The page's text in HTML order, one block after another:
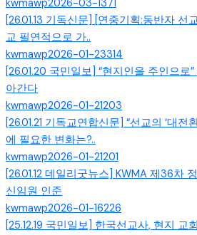
kwmawp2026-03-1371
[26.01.13 기독신문] [연중기획:동반자 선
교 필연적으로 가..
kwmawp2026-01-23314
[26.01.20 국민일보] “현지인을 주인으로
아간다
kwmawp2026-01-21203
[26.01.21 기독교연합신문] “선교의 ‘대전
에 필요한 변화는?..
kwmawp2026-01-21201
[26.01.12 데일리굿뉴스] KWMA 제36차
신임원 인준
kwmawp2026-01-16226
[25.12.19 국민일보] 한국선교사, 현지 교